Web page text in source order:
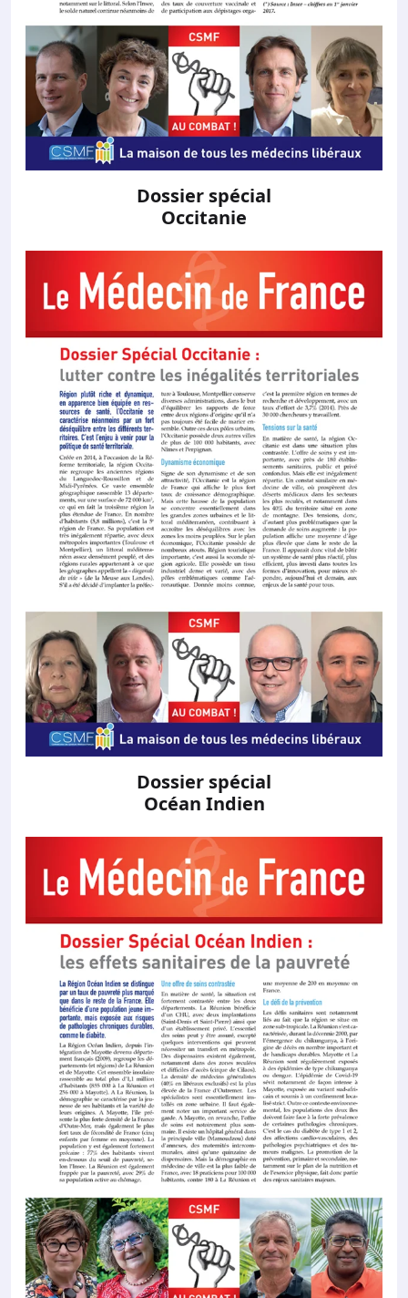
Dossier spécial
Occitanie
Dossier spécial
Océan Indien